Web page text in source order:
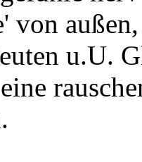
von
u.U.